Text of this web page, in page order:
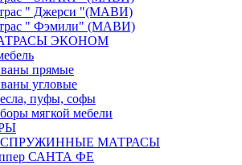
" Джерси "(МАВИ)
" Фэмили" (МАВИ)
ЭКОНОМ
прямые
угловые
пуфы, софы
мягкой мебели
МАТРАСЫ
САНТА ФЕ